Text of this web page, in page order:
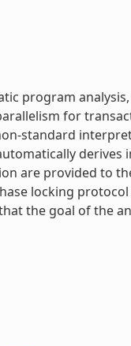
program
for
standard
are provided to
locking
the goal of the